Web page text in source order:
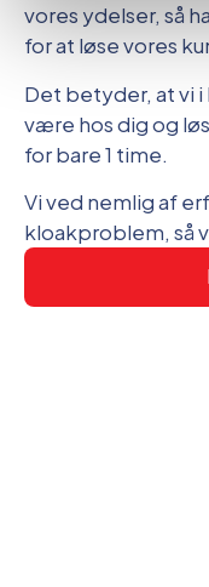
vores ydelser, så
for at løse vores
Det betyder, at vi
være hos dig og
for bare 1 time.
Vi ved nemlig af
kloakproblem, så